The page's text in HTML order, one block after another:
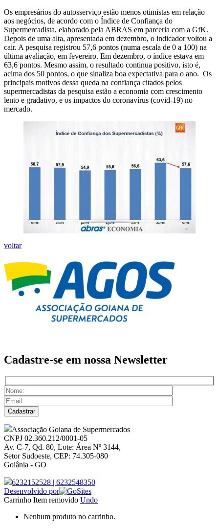
Os empresários do autosserviço estão menos otimistas em relação
aos negócios, de acordo com o Índice de Confiança do
Supermercadista, elaborado pela ABRAS em parceria com a GfK.
Depois de uma alta, apresentada em dezembro, o indicador voltou a
cair. A pesquisa registrou 57,6 pontos (numa escala de 0 a 100) na
última avaliação, em fevereiro. Em dezembro, o índice estava em
63,6 pontos. Mesmo assim, o resultado continua positivo, isto é,
acima dos 50 pontos, o que sinaliza boa expectativa para o ano. Os
principais motivos dessa queda na confiança citados pelos
supermercadistas da pesquisa estão a economia com crescimento
lento e gradativo, e os impactos do coronavírus (covid-19) no
mercado.
voltar
Cadastre-se em nossa Newsletter
Associação Goiana de Supermercados
CNPJ 02.360.212/0001-05
Av. C-7, Qd. 80, Lote: Área Nº 3144,
Setor Sudoeste, CEP: 74.305-080
Goiânia - GO
6232152528 | 6232548350
Desenvolvido por
Carrinho Item removido Undo
Nenhum produto no carrinho.